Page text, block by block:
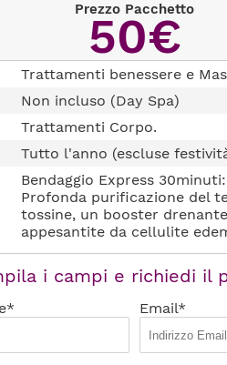
Prezzo Pacchetto
50€
Trattamenti benessere e
Non incluso (Day Spa)
Trattamenti Corpo.
Tutto l'anno (escluse
Bendaggio Express 30minuti:
Profonda purificazione del
tossine, un booster
appesantite da cellulite
i campi e richiedi il
Email*